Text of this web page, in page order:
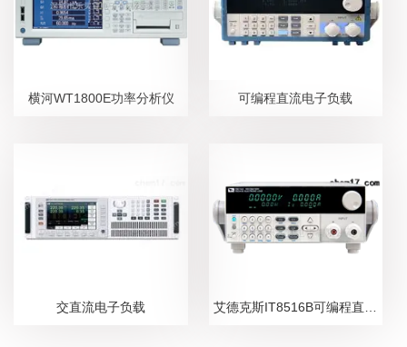
横河WT1800E功率分析仪 可编程直流电子负载
交直流电子负载